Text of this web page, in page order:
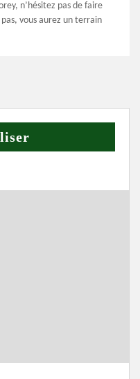
n’hésitez pas de faire
vous aurez un terrain